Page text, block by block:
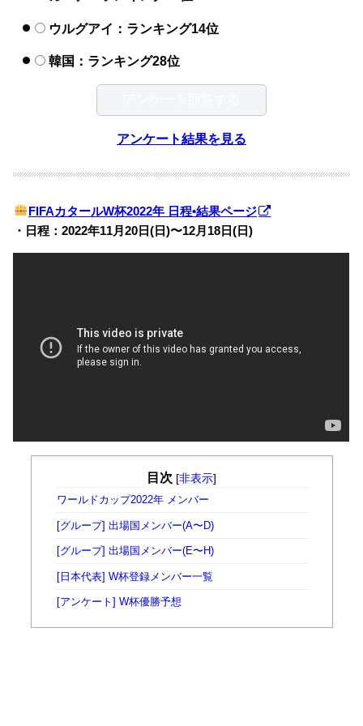
ウルグアイ：ランキング14位
韓国：ランキング28位
アンケート結果を見る
FIFAカタールW杯2022年 日程•結果ページ
・日程：2022年11月20日(日)〜12月18日(日)
目次 [非表示]
ワールドカップ2022年 メンバー
[グループ] 出場国メンバー(A〜D)
[グループ] 出場国メンバー(E〜H)
[日本代表] W杯登録メンバー一覧
[アンケート] W杯優勝予想